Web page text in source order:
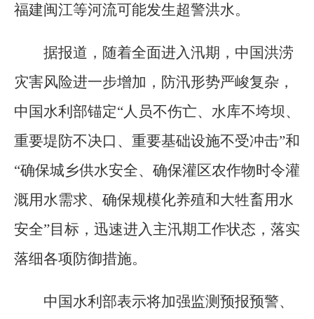
福建闽江等河流可能发生超警洪水。
据报道，随着全面进入汛期，中国洪涝
灾害风险进一步增加，防汛形势严峻复杂，
中国水利部锚定“人员不伤亡、水库不垮坝、
重要堤防不决口、重要基础设施不受冲击”和
“确保城乡供水安全、确保灌区农作物时令灌
溉用水需求、确保规模化养殖和大牲畜用水
安全”目标，迅速进入主汛期工作状态，落实
落细各项防御措施。
中国水利部表示将加强监测预报预警、